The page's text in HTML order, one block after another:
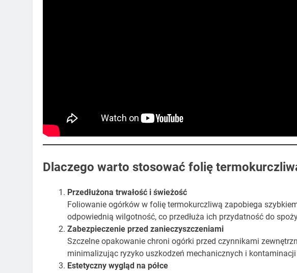
Dlaczego warto stosować folię
Przedłużona trwałość i świeżość
Foliowanie ogórków w folię termokurczliwą zapobiega
odpowiednią wilgotność, co przedłuża ich przydatność do
Zabezpieczenie przed zanieczyszczeniami
Szczelne opakowanie chroni ogórki przed czynnikami
minimalizując ryzyko uszkodzeń mechanicznych i
Estetyczny wygląd na półce